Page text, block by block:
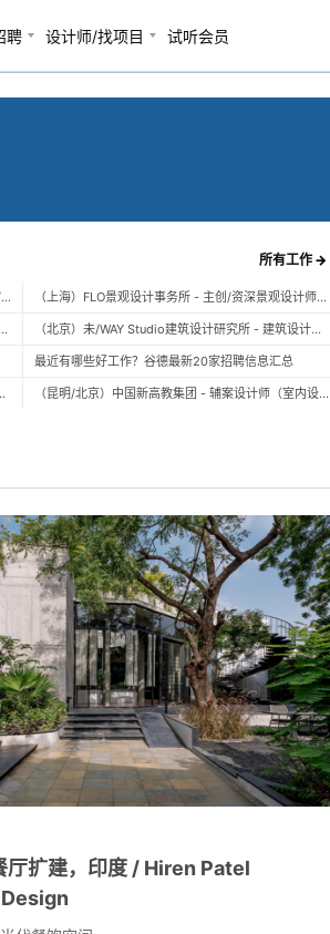
聘 设计师/找项目 试听会员
所有工作 →
（广州）风物营造 LANDTEK GROUP - 景观设计师 / 植物设计师 / 品牌运营 / 实习生
（上海）空间里建筑设计事务所 – 项目建筑师 / 室内设计师 / 实习生（建筑/室内）
建筑师 / 实习建筑师
（上海）FLO景观设计事务所 - 主创/资深景观设计师 / 景观设计师 / 设计实习生 / 商务行政助理 / 助理施工图设计师
（北京）未/WAY Studio建筑设计研究所 - 建筑设计师 / 助理设计师/初级设计师 / 实习生 / 办公室行政与商务助理
最近有哪些好工作？谷德最新20家招聘信息汇总
（昆明/北京）中国新高教集团 - 辅案设计师（室内设计） / 辅案设计师（景观设计）/ 生活空间组长/教学空间组长 / 平面设计高级经理 / 展陈设计高级经理
厅扩建，印度 / Hiren Patel